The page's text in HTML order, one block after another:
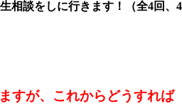
相談をしに行きます！（全4回、4
すが、これからどうすれば